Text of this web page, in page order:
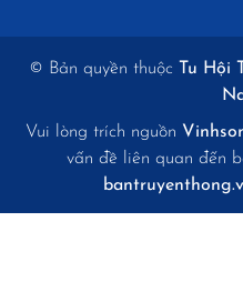
© Bản quyền thuộc
Tu Hội
Vui lòng trích nguồn
vấn đề liên quan đến